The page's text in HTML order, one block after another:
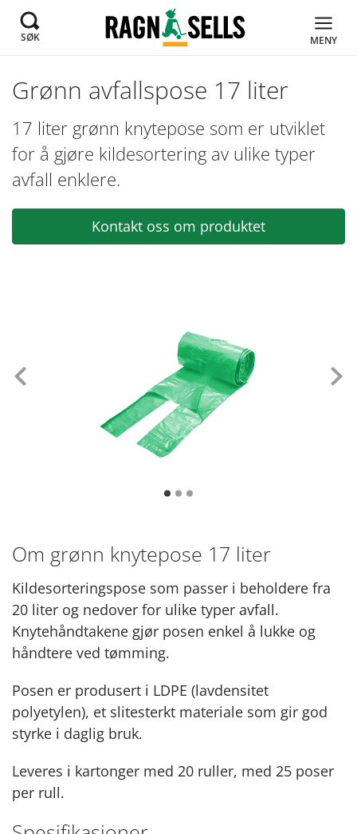
SØK MENY
Grønn avfallspose 17 liter
17 liter grønn knytepose som er utviklet
for å gjøre kildesortering av ulike typer
avfall enklere.
Kontakt oss om produktet
Tidligere
Om grønn knytepose 17 liter
Kildesorteringspose som passer i beholdere fra
20 liter og nedover for ulike typer avfall.
Knytehåndtakene gjør posen enkel å lukke og
håndtere ved tømming.
Posen er produsert i LDPE (lavdensitet
polyetylen), et slitesterkt materiale som gir god
styrke i daglig bruk.
Leveres i kartonger med 20 ruller, med 25 poser
per rull.